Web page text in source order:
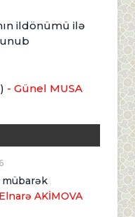
ildönümü ilə
- Günel MUSA
mübarək
AKİMOVA